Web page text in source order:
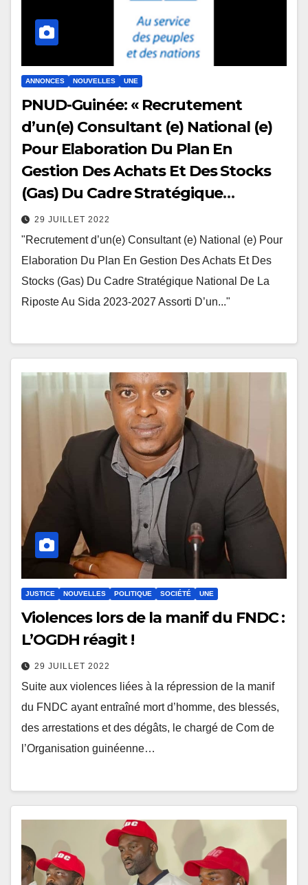
ANNONCES NOUVELLES UNE
PNUD-Guinée: « Recrutement
d’un(e) Consultant (e) National (e)
Pour Elaboration Du Plan En
Gestion Des Achats Et Des Stocks
(Gas) Du Cadre Stratégique
National De La Riposte Au Sida…
29 JUILLET 2022
"Recrutement d’un(e) Consultant (e) National (e) Pour
Elaboration Du Plan En Gestion Des Achats Et Des
Stocks (Gas) Du Cadre Stratégique National De La
Riposte Au Sida 2023-2027 Assorti D’un..."
JUSTICE NOUVELLES POLITIQUE SOCIÉTÉ UNE
Violences lors de la manif du FNDC :
L’OGDH réagit !
29 JUILLET 2022
Suite aux violences liées à la répression de la manif
du FNDC ayant entraîné mort d’homme, des blessés,
des arrestations et des dégâts, le chargé de Com de
l’Organisation guinéenne…